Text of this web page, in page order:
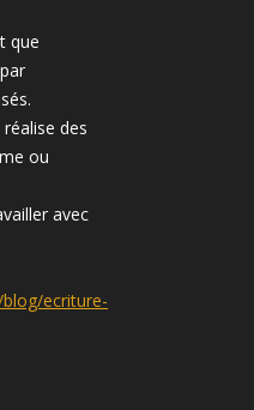
que
des
ou
avec
ecriture-